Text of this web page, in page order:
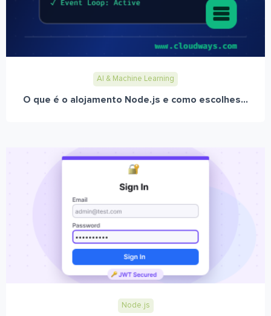
AI & Machine Learning
O que é o alojamento Node.js e como escolhes...
Node.js